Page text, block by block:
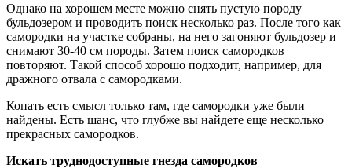
Однако на хорошем месте можно снять пустую породу
бульдозером и проводить поиск несколько раз. После того как
самородки на участке собраны, на него загоняют бульдозер и
снимают 30-40 см породы. Затем поиск самородков
повторяют. Такой способ хорошо подходит, например, для
дражного отвала с самородками.
Копать есть смысл только там, где самородки уже были
найдены. Есть шанс, что глубже вы найдете еще несколько
прекрасных самородков.
Искать труднодоступные гнезда самородков